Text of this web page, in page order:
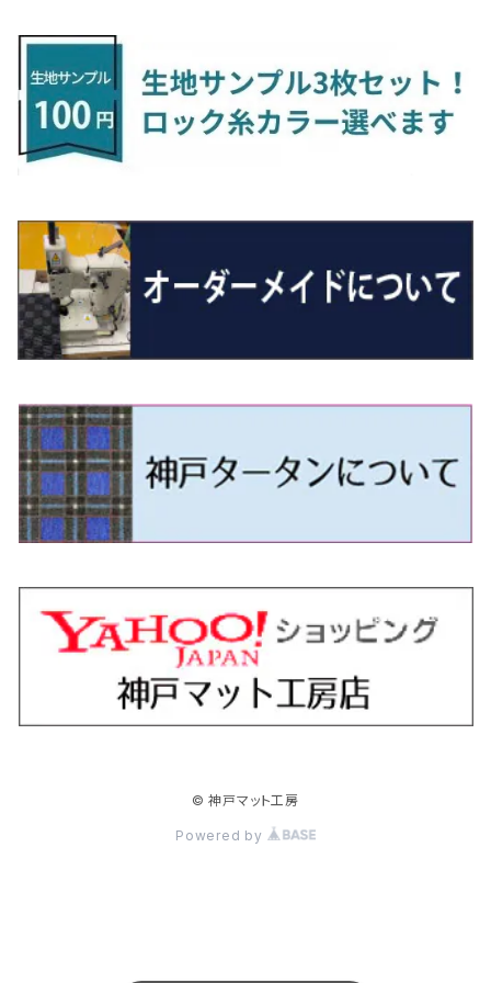
H27/1～R5/6 30系
R5/6～ 40系
H24/4～29/10 20系
ヴィッツ
H22/12～R2/3 130系
ヴォクシー
H26/1～R4/1 80系
R4/1～ 90系
エスクァイア
H26/10～R3/12 80系
エスティマ
H18/1～H24/5（前期）
H24/5～R1/10（後期）
エスティマ・ハイブリッド
H18/6～H24/5（前期）
H24/5～R1/10（後期）
オーリス
H24/8～H30/3 180系
カムリ
H24/5～ 160系
カローラ・クロス
カローラ・スポーツ
R3/11～ 20系
H26/10～
ＲＸ
H27/10～R4/7 20系5人乗
H29/12～R4/7 20系7人乗
R4/11～ 10系
ＵＸ
H30/11～
R2/6~R8/6 15系(e-POWER)
R8/6～ 16系
H11/6～H16/10 Y34
サクラ
R4/5～ B6AW
シーマ
H13/1～R4/8 F50・Y51
シルビア
H3/1～H11/1 S13・S14
H11/1～H14/11 S15
シルフィ
H24/12～R3/10 TB17
ジューク
H22/6～R2/6 F15
スカイライン
H13/6～H18/11 V35
H26/2～ V37
スカイライン・クロスオーバー
H11/6～H16/10 Y34
H1/6～H11/6 Y30
セレナ
H22/11～H28/9 C26
H23/5～ LA100系
ソルテラ
R4/5~ XEAM10X・YEAM15X
ディアスワゴン
H21/9～R2/4 S300系
トレジア
H22/11～H28/3 120系
フォレスター
H14/2～ SG/SH/SJ/SK系
プレオ
H22/4～H30/3 L275/285
プレオプラス
H24/12～H29/5 LA300/310
レヴォーグ
H15/6～R2/8 BN/BM/BL系
レガシィアウトバック
H15/10～ BP/BR/BS/BT系
レガシィツーリングワゴン
H24/11～R1/8 GJ系
キャロル
H27/1～ HB36/37/97S
キャロルエコ
H24/11～H27/1 HB35S
スクラム
H17/9～ DG64/DG17
スクラムトラック
H25/9～ DG16T
デミオ
H19/7～R1/7 DE/DJ系
ビアンテ
H20/7～30/3 CC系
ファミリア バン
H30/6～ 160系
H24/10～ MJ系
フレアクロスオーバー
H26/1～ MS系
R1/7～ LA650/660
H28/11～ M900系
ハイゼット・キャディー
H28/6～R3/9 LA700V
ハイゼット・カーゴ
H16/12～ S300/S700系
ハイゼット・トラック
H11/1～ S200/S500系
ブーン
H28/4～R5/12 M700系
ミラ
H18/12～ L275/285
ミラ・イース
H23/9～ LA300系
ミラ・ココア
H30/6～ LA550/560S
ムーヴ
H26/12～R5/7 LA150/160S
ムーヴキャンバス
H13/9～ DA系
クロスビー(XBEE)
H29/12～R7/10 MN71S
ジムニー
H3/6～ JA/JB系
ジムニーノマド
R7/4～ JC74W
ジムニーワイド/ジムニーシエラ
H10/1～H14/1 JB33/43W
H14/1～ JB43/74W
スイフト/スイフトスポーツ
H22/9～ スイフト
H23/12～
スペーシア/スペーシアカスタム/スペーシアギア
H25/3～R5/11
R5/11～ MK54S・MK94S
スペーシアベース
H23/1～H27/8 MA15S
H27/8～R2/12 MA26/36/46S
ハスラー
H26/1～ MR系
H24/10～R2/12 GF系
アウトランダーＰＨＥＶ
H25/1～ GG/GN系 5人乗
エクリプスクロス/エクリプスクロスPHEV
H30/3～ GK/GL系
タウンボックス
H26/2～ DS17/64W
ディグニティ
H24/7～H29/1 BHGY51
デリカＤ：２
H23/3～ MB系
デリカＤ：３
H23/10～H31/4 BM20 7人乗
デリカＤ：５
R5/5～ B30系/BA系
パジェロ
H18/10～R1/8 7人乗ロング V90系
H24/11～R2/3 JG1・JG2
R2/11～ JG3・JG4
N-ONE e:
R7/9~ JG5
N-VAN
H30/7～ JJ1・JJ2
N-VAN e:
R6/10~ JJ3
N‐WGN/N‐WGNカスタム
H25/11～ JH1・JH2・JH3・JH4
S660
H27/4～R3/12 JW5
WR-V
R6/3～ DG5
ZR-V
H11/6～H30/7 バン HH5・HH6
H21/12～R3/4 トラック
アコード・アコードハイブリッド
H25/6～R2/2 CR系
H16/4～28/1 １T系 トゥラン
R2/7～ A1D系
ティグアン
H20/9～H29/1 5NC系
トゥアレグ
H15/9～H30/4 7L/7P系
パサート
H23/5～H27/7 3CCAX
H27/7～ 3CC/3CD系
ザ・ビートル
H24/4～R3/4 16C系
ポロ
H21/10～H30/3 6RC系
H30/3～ AW系
H27/6～R1/8
ＣＬＳクラス
H30/6～
Ｅクラス
H28/7～
ＧＬＡクラス
H26/5～R2/6
ＧＬＥクラス
R1/6～
Ｓクラス
H25/10～R3/10
Ｖクラス
H27/4～
ラグマットミニ（S）
© 神戸マット工房
Powered by